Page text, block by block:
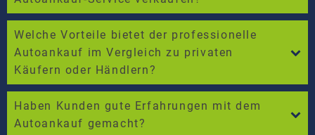
Welche Vorteile bietet der professionelle
Autoankauf im Vergleich zu privaten
Käufern oder Händlern?
Haben Kunden gute Erfahrungen mit dem
Autoankauf gemacht?